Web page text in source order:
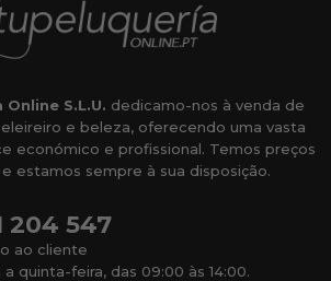
S.L.U. dedicamo-nos à venda de
e beleza, oferecendo uma vasta
económico e profissional. Temos preços
estamos sempre à sua disposição.
204 547
ao cliente
quinta-feira, das 09:00 às 14:00.